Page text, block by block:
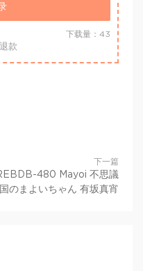
下载量：43
款
下一篇
480 Mayoi 不思議
のまよいちゃん 有坂真宵